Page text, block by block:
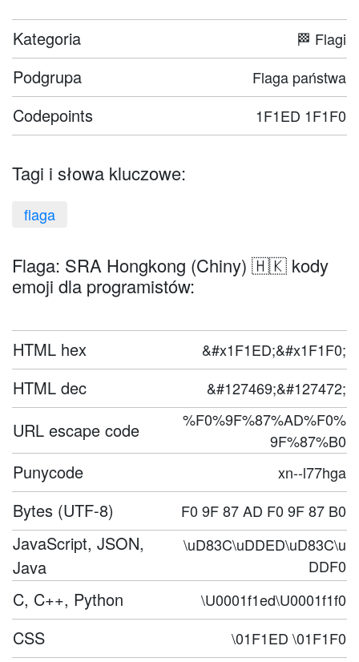
Kategoria 🏁 Flagi
Podgrupa Flaga państwa
Codepoints 1F1ED 1F1F0
Tagi i słowa kluczowe:
flaga
Flaga: SRA Hongkong (Chiny) 🇭🇰 kody
emoji dla programistów:
HTML hex &#x1F1ED;&#x1F1F0;
HTML dec &#127469;&#127472;
URL escape code
%F0%9F%87%AD%F0%
9F%87%B0
Punycode xn--l77hga
Bytes (UTF-8) F0 9F 87 AD F0 9F 87 B0
JavaScript, JSON,
Java
\uD83C\uDDED\uD83C\u
DDF0
C, C++, Python \U0001f1ed\U0001f1f0
CSS \01F1ED \01F1F0